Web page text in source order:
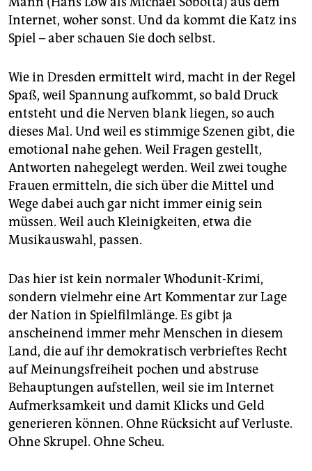
Internet, woher sonst. Und da kommt die Katz ins
Spiel – aber schauen Sie doch selbst.
Wie in Dresden ermittelt wird, macht in der Regel
Spaß, weil Spannung aufkommt, so bald Druck
entsteht und die Nerven blank liegen, so auch
dieses Mal. Und weil es stimmige Szenen gibt, die
emotional nahe gehen. Weil Fragen gestellt,
Antworten nahegelegt werden. Weil zwei toughe
Frauen ermitteln, die sich über die Mittel und
Wege dabei auch gar nicht immer einig sein
müssen. Weil auch Kleinigkeiten, etwa die
Musikauswahl, passen.
Das hier ist kein normaler Whodunit-Krimi,
sondern vielmehr eine Art Kommentar zur Lage
der Nation in Spielfilmlänge. Es gibt ja
anscheinend immer mehr Menschen in diesem
Land, die auf ihr demokratisch verbrieftes Recht
auf Meinungsfreiheit pochen und abstruse
Behauptungen aufstellen, weil sie im Internet
Aufmerksamkeit und damit Klicks und Geld
generieren können. Ohne Rücksicht auf Verluste.
Ohne Skrupel. Ohne Scheu.